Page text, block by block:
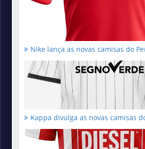
Nike lança as novas camisas do
Kappa divulga as novas camisas